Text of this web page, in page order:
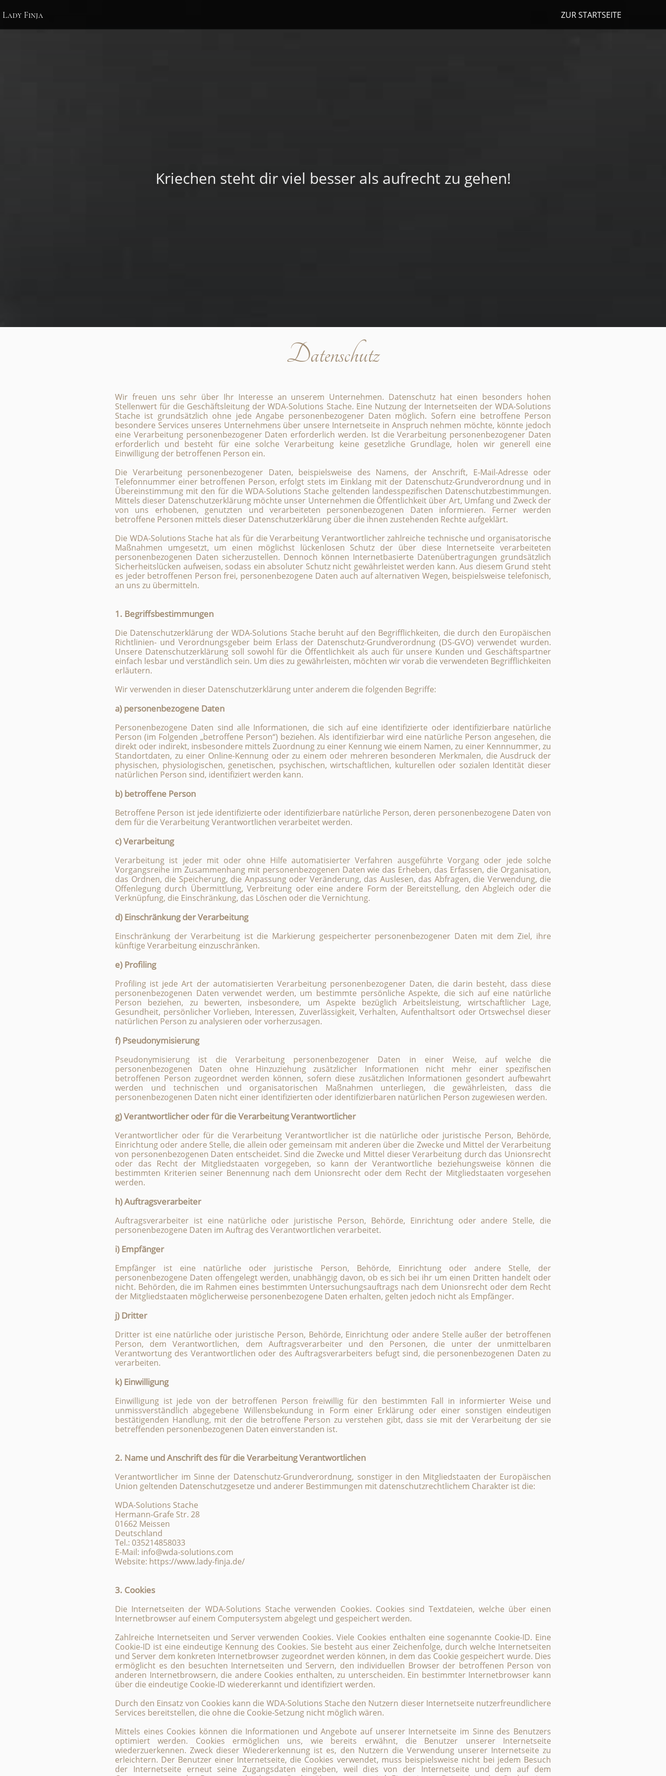
Lady Finja ZUR STARTSEITE
Kriechen steht dir viel besser als aufrecht zu gehen!
Datenschutz
Wir freuen uns sehr über Ihr Interesse an unserem Unternehmen. Datenschutz hat einen besonders hohen
Stellenwert für die Geschäftsleitung der WDA-Solutions Stache. Eine Nutzung der Internetseiten der WDA-Solutions
Stache ist grundsätzlich ohne jede Angabe personenbezogener Daten möglich. Sofern eine betroffene Person
besondere Services unseres Unternehmens über unsere Internetseite in Anspruch nehmen möchte, könnte jedoch
eine Verarbeitung personenbezogener Daten erforderlich werden. Ist die Verarbeitung personenbezogener Daten
erforderlich und besteht für eine solche Verarbeitung keine gesetzliche Grundlage, holen wir generell eine
Einwilligung der betroffenen Person ein.
Die Verarbeitung personenbezogener Daten, beispielsweise des Namens, der Anschrift, E-Mail-Adresse oder
Telefonnummer einer betroffenen Person, erfolgt stets im Einklang mit der Datenschutz-Grundverordnung und in
Übereinstimmung mit den für die WDA-Solutions Stache geltenden landesspezifischen Datenschutzbestimmungen.
Mittels dieser Datenschutzerklärung möchte unser Unternehmen die Öffentlichkeit über Art, Umfang und Zweck der
von uns erhobenen, genutzten und verarbeiteten personenbezogenen Daten informieren. Ferner werden
betroffene Personen mittels dieser Datenschutzerklärung über die ihnen zustehenden Rechte aufgeklärt.
Die WDA-Solutions Stache hat als für die Verarbeitung Verantwortlicher zahlreiche technische und organisatorische
Maßnahmen umgesetzt, um einen möglichst lückenlosen Schutz der über diese Internetseite verarbeiteten
personenbezogenen Daten sicherzustellen. Dennoch können Internetbasierte Datenübertragungen grundsätzlich
Sicherheitslücken aufweisen, sodass ein absoluter Schutz nicht gewährleistet werden kann. Aus diesem Grund steht
es jeder betroffenen Person frei, personenbezogene Daten auch auf alternativen Wegen, beispielsweise telefonisch,
an uns zu übermitteln.
1. Begriffsbestimmungen
Die Datenschutzerklärung der WDA-Solutions Stache beruht auf den Begrifflichkeiten, die durch den Europäischen
Richtlinien- und Verordnungsgeber beim Erlass der Datenschutz-Grundverordnung (DS-GVO) verwendet wurden.
Unsere Datenschutzerklärung soll sowohl für die Öffentlichkeit als auch für unsere Kunden und Geschäftspartner
einfach lesbar und verständlich sein. Um dies zu gewährleisten, möchten wir vorab die verwendeten Begrifflichkeiten
erläutern.
Wir verwenden in dieser Datenschutzerklärung unter anderem die folgenden Begriffe:
a) personenbezogene Daten
Personenbezogene Daten sind alle Informationen, die sich auf eine identifizierte oder identifizierbare natürliche
Person (im Folgenden „betroffene Person“) beziehen. Als identifizierbar wird eine natürliche Person angesehen, die
direkt oder indirekt, insbesondere mittels Zuordnung zu einer Kennung wie einem Namen, zu einer Kennnummer, zu
Standortdaten, zu einer Online-Kennung oder zu einem oder mehreren besonderen Merkmalen, die Ausdruck der
physischen, physiologischen, genetischen, psychischen, wirtschaftlichen, kulturellen oder sozialen Identität dieser
natürlichen Person sind, identifiziert werden kann.
b) betroffene Person
Betroffene Person ist jede identifizierte oder identifizierbare natürliche Person, deren personenbezogene Daten von
dem für die Verarbeitung Verantwortlichen verarbeitet werden.
c) Verarbeitung
Verarbeitung ist jeder mit oder ohne Hilfe automatisierter Verfahren ausgeführte Vorgang oder jede solche
Vorgangsreihe im Zusammenhang mit personenbezogenen Daten wie das Erheben, das Erfassen, die Organisation,
das Ordnen, die Speicherung, die Anpassung oder Veränderung, das Auslesen, das Abfragen, die Verwendung, die
Offenlegung durch Übermittlung, Verbreitung oder eine andere Form der Bereitstellung, den Abgleich oder die
Verknüpfung, die Einschränkung, das Löschen oder die Vernichtung.
d) Einschränkung der Verarbeitung
Einschränkung der Verarbeitung ist die Markierung gespeicherter personenbezogener Daten mit dem Ziel, ihre
künftige Verarbeitung einzuschränken.
e) Profiling
Profiling ist jede Art der automatisierten Verarbeitung personenbezogener Daten, die darin besteht, dass diese
personenbezogenen Daten verwendet werden, um bestimmte persönliche Aspekte, die sich auf eine natürliche
Person beziehen, zu bewerten, insbesondere, um Aspekte bezüglich Arbeitsleistung, wirtschaftlicher Lage,
Gesundheit, persönlicher Vorlieben, Interessen, Zuverlässigkeit, Verhalten, Aufenthaltsort oder Ortswechsel dieser
natürlichen Person zu analysieren oder vorherzusagen.
f) Pseudonymisierung
Pseudonymisierung ist die Verarbeitung personenbezogener Daten in einer Weise, auf welche die
personenbezogenen Daten ohne Hinzuziehung zusätzlicher Informationen nicht mehr einer spezifischen
betroffenen Person zugeordnet werden können, sofern diese zusätzlichen Informationen gesondert aufbewahrt
werden und technischen und organisatorischen Maßnahmen unterliegen, die gewährleisten, dass die
personenbezogenen Daten nicht einer identifizierten oder identifizierbaren natürlichen Person zugewiesen werden.
g) Verantwortlicher oder für die Verarbeitung Verantwortlicher
Verantwortlicher oder für die Verarbeitung Verantwortlicher ist die natürliche oder juristische Person, Behörde,
Einrichtung oder andere Stelle, die allein oder gemeinsam mit anderen über die Zwecke und Mittel der Verarbeitung
von personenbezogenen Daten entscheidet. Sind die Zwecke und Mittel dieser Verarbeitung durch das Unionsrecht
oder das Recht der Mitgliedstaaten vorgegeben, so kann der Verantwortliche beziehungsweise können die
bestimmten Kriterien seiner Benennung nach dem Unionsrecht oder dem Recht der Mitgliedstaaten vorgesehen
werden.
h) Auftragsverarbeiter
Auftragsverarbeiter ist eine natürliche oder juristische Person, Behörde, Einrichtung oder andere Stelle, die
personenbezogene Daten im Auftrag des Verantwortlichen verarbeitet.
i) Empfänger
Empfänger ist eine natürliche oder juristische Person, Behörde, Einrichtung oder andere Stelle, der
personenbezogene Daten offengelegt werden, unabhängig davon, ob es sich bei ihr um einen Dritten handelt oder
nicht. Behörden, die im Rahmen eines bestimmten Untersuchungsauftrags nach dem Unionsrecht oder dem Recht
der Mitgliedstaaten möglicherweise personenbezogene Daten erhalten, gelten jedoch nicht als Empfänger.
j) Dritter
Dritter ist eine natürliche oder juristische Person, Behörde, Einrichtung oder andere Stelle außer der betroffenen
Person, dem Verantwortlichen, dem Auftragsverarbeiter und den Personen, die unter der unmittelbaren
Verantwortung des Verantwortlichen oder des Auftragsverarbeiters befugt sind, die personenbezogenen Daten zu
verarbeiten.
k) Einwilligung
Einwilligung ist jede von der betroffenen Person freiwillig für den bestimmten Fall in informierter Weise und
unmissverständlich abgegebene Willensbekundung in Form einer Erklärung oder einer sonstigen eindeutigen
bestätigenden Handlung, mit der die betroffene Person zu verstehen gibt, dass sie mit der Verarbeitung der sie
betreffenden personenbezogenen Daten einverstanden ist.
2. Name und Anschrift des für die Verarbeitung Verantwortlichen
Verantwortlicher im Sinne der Datenschutz-Grundverordnung, sonstiger in den Mitgliedstaaten der Europäischen
Union geltenden Datenschutzgesetze und anderer Bestimmungen mit datenschutzrechtlichem Charakter ist die:
WDA-Solutions Stache
Hermann-Grafe Str. 28
01662 Meissen
Deutschland
Tel.: 035214858033
E-Mail: info@wda-solutions.com
Website: https://www.lady-finja.de/
3. Cookies
Die Internetseiten der WDA-Solutions Stache verwenden Cookies. Cookies sind Textdateien, welche über einen
Internetbrowser auf einem Computersystem abgelegt und gespeichert werden.
Zahlreiche Internetseiten und Server verwenden Cookies. Viele Cookies enthalten eine sogenannte Cookie-ID. Eine
Cookie-ID ist eine eindeutige Kennung des Cookies. Sie besteht aus einer Zeichenfolge, durch welche Internetseiten
und Server dem konkreten Internetbrowser zugeordnet werden können, in dem das Cookie gespeichert wurde. Dies
ermöglicht es den besuchten Internetseiten und Servern, den individuellen Browser der betroffenen Person von
anderen Internetbrowsern, die andere Cookies enthalten, zu unterscheiden. Ein bestimmter Internetbrowser kann
über die eindeutige Cookie-ID wiedererkannt und identifiziert werden.
Durch den Einsatz von Cookies kann die WDA-Solutions Stache den Nutzern dieser Internetseite nutzerfreundlichere
Services bereitstellen, die ohne die Cookie-Setzung nicht möglich wären.
Mittels eines Cookies können die Informationen und Angebote auf unserer Internetseite im Sinne des Benutzers
optimiert werden. Cookies ermöglichen uns, wie bereits erwähnt, die Benutzer unserer Internetseite
wiederzuerkennen. Zweck dieser Wiedererkennung ist es, den Nutzern die Verwendung unserer Internetseite zu
erleichtern. Der Benutzer einer Internetseite, die Cookies verwendet, muss beispielsweise nicht bei jedem Besuch
der Internetseite erneut seine Zugangsdaten eingeben, weil dies von der Internetseite und dem auf dem